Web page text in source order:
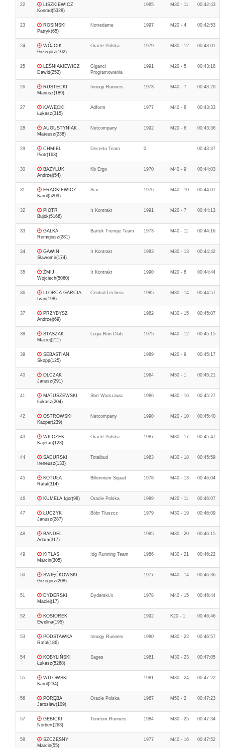
22
LISZKIEWICZ
Konrad(5328)
1985 M30 - 11 00:42:43
23
ROSINSKI
Patryk(65)
Notredame 1997 M20 - 4 00:42:53
24
WÓJCIK
Grzegorz(102)
Oracle Polska 1979 M30 - 12 00:43:01
25
LEŚNIAKIEWICZ
Dawid(252)
Giganci
Programowania
1991 M20 - 5 00:43:18
26
RUSTECKI
Mariusz(189)
Innogy Runners 1973 M40 - 7 00:43:20
27
KAWĘCKI
Łukasz(315)
Adform 1977 M40 - 8 00:43:33
28
AUGUSTYNIAK
Mateusz(238)
Netcompany 1992 M20 - 6 00:43:36
29
CHMIEL
Piotr(163)
Decerto Team 0 00:43:37
30
BAZYLUK
Andrzej(54)
Kb Ergo 1970 M40 - 9 00:44:03
31
FRĄCKIEWICZ
Karol(5209)
Scv 1976 M40 - 10 00:44:07
32
PIOTR
Bujok(5166)
It Kontrakt 1991 M20 - 7 00:44:13
33
GAŁKA
Remigiusz(281)
Bartek Trenuje Team 1973 M40 - 11 00:44:16
34
GAWIN
Sławomir(174)
It Kontrakt 1983 M30 - 13 00:44:42
35
ŻMIJ
Wojciech(5060)
It Kontrakt 1990 M20 - 8 00:44:44
36
LLORCA GARCIA
Ivan(198)
Central Lechera 1985 M30 - 14 00:44:57
37
PRZYBYSZ
Andrzej(69)
1982 M30 - 15 00:45:07
38
STASZAK
Maciej(211)
Legia Run Club 1975 M40 - 12 00:45:15
39
SEBASTIAN
Skopp(125)
1989 M20 - 9 00:45:17
40
OLCZAK
Janusz(291)
1964 M50 - 1 00:45:21
41
MATUSZEWSKI
Łukasz(204)
Sbrt Warszawa 1986 M30 - 16 00:45:27
42
OSTROWSKI
Kacper(239)
Netcompany 1990 M20 - 10 00:45:40
43
WILCZEK
Kajetan(123)
Oracle Polska 1987 M30 - 17 00:45:47
44
SADURSKI
Ireneusz(133)
Totalbud 1983 M30 - 18 00:45:59
45
KOTUŁA
Rafał(314)
Billennium Squad 1978 M40 - 13 00:46:04
46 KUMELA Igor(98) Oracle Polska 1999 M20 - 11 00:46:07
47
ŁUCZYK
Janusz(287)
Bóbr Tłuszcz 1979 M30 - 19 00:46:09
48
BANDEL
Adam(317)
1985 M30 - 20 00:46:15
49
KITLAS
Marcin(305)
Idg Running Team 1986 M30 - 21 00:46:22
50
ŚWIĘĆKOWSKI
Grzegorz(208)
1977 M40 - 14 00:46:36
51
DYDERSKI
Maciej(17)
Dyderski.it 1978 M40 - 15 00:46:44
52
KOSIOREK
Ewelina(195)
1992 K20 - 1 00:46:46
53
PODSTAWKA
Rafał(186)
Innogy Runners 1980 M30 - 22 00:46:57
54
KOBYLIŃSKI
Łukasz(5268)
Sages 1981 M30 - 23 00:47:05
55
WITOWSKI
Karol(234)
1981 M30 - 24 00:47:22
56
PORĘBA
Jarosław(109)
Oracle Polska 1967 M50 - 2 00:47:23
57
GĘBICKI
Norbert(263)
Tomtom Runners 1984 M30 - 25 00:47:34
58
SZCZĘSNY
Marcin(55)
1977 M40 - 16 00:47:52